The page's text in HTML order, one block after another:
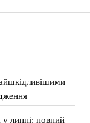
у липні: повний